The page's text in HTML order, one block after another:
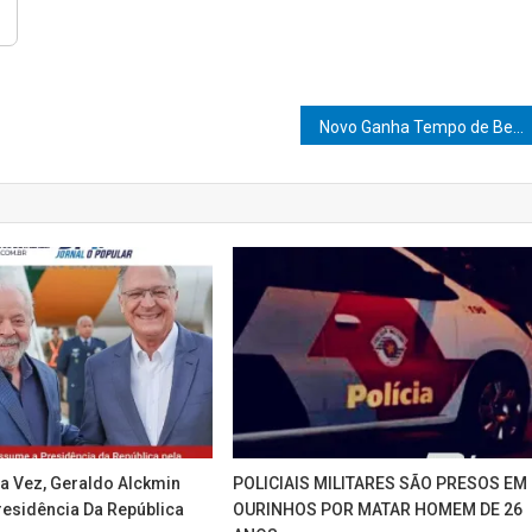
Vez, Geraldo Alckmin
Da República
POLICIAIS MILITARES SÃO PRESOS EM
OURINHOS POR MATAR HOMEM DE 26